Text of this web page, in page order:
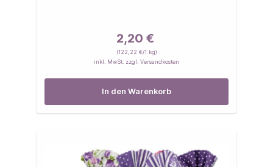
2,20 €
(122,22 €/1 kg)
inkl. MwSt. zzgl. Versandkosten
In den Warenkorb